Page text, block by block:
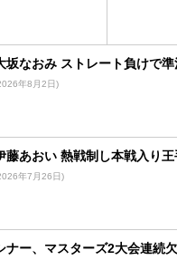
坂なおみ ストレート負けで準
年8月2日)
藤あおい 熱戦制し本戦入り王
年7月26日)
ナー、マスターズ2大会連続